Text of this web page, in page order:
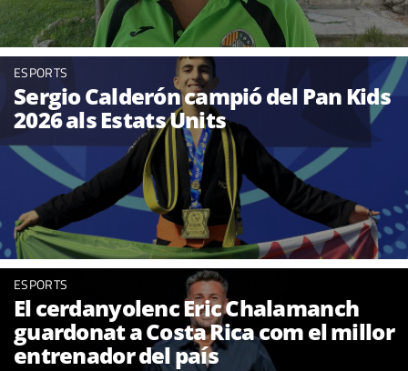
ESPORTS
Sergio Calderón campió del Pan Kids
2026 als Estats Units
ESPORTS
El cerdanyolenc Eric Chalamanch
guardonat a Costa Rica com el millor
entrenador del país